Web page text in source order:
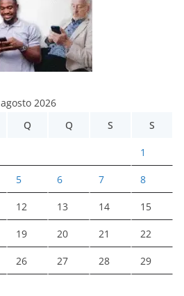
agosto 2026
Q Q S S
1
5 6 7 8
12 13 14 15
19 20 21 22
26 27 28 29